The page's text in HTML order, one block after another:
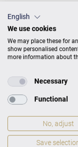
TABLE
English
We use cookies
We may place these for
show personalised
more information about
Necessary
Functional
No, adjust
Save